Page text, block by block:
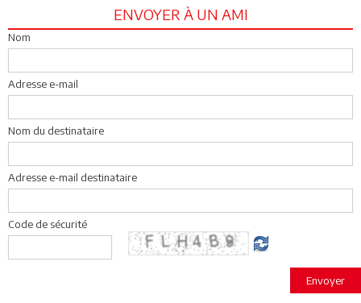
ENVOYER À UN AMI
Nom
Adresse e-mail
Nom du destinataire
Adresse e-mail destinataire
Code de sécurité
Envoyer